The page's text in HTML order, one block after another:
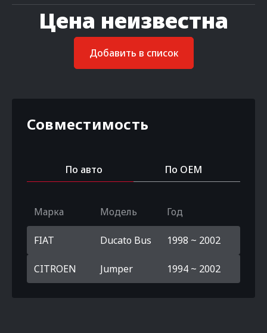
Цена неизвестна
Добавить в список
Совместимость
По авто По OEM
Марка Модель Год
FIAT Ducato Bus 1998 ~ 2002
CITROEN Jumper 1994 ~ 2002